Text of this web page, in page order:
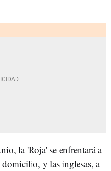
la 'Roja' se enfrentará a
y las inglesas, a